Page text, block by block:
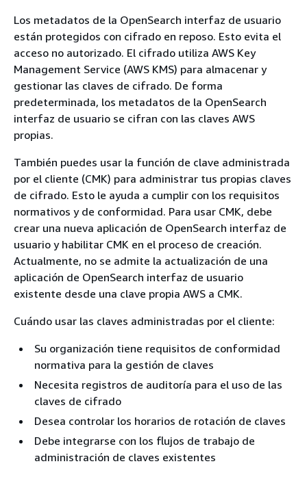
Los metadatos de la OpenSearch interfaz de usuario
están protegidos con cifrado en reposo. Esto evita el
acceso no autorizado. El cifrado utiliza AWS Key
Management Service (AWS KMS) para almacenar y
gestionar las claves de cifrado. De forma
predeterminada, los metadatos de la OpenSearch
interfaz de usuario se cifran con las claves AWS
propias.
También puedes usar la función de clave administrada
por el cliente (CMK) para administrar tus propias claves
de cifrado. Esto le ayuda a cumplir con los requisitos
normativos y de conformidad. Para usar CMK, debe
crear una nueva aplicación de OpenSearch interfaz de
usuario y habilitar CMK en el proceso de creación.
Actualmente, no se admite la actualización de una
aplicación de OpenSearch interfaz de usuario
existente desde una clave propia AWS a CMK.
Cuándo usar las claves administradas por el cliente:
Su organización tiene requisitos de conformidad
normativa para la gestión de claves
Necesita registros de auditoría para el uso de las
claves de cifrado
Desea controlar los horarios de rotación de claves
Debe integrarse con los flujos de trabajo de
administración de claves existentes